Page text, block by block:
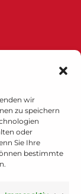
wir
zu speichern
oder
Sie Ihre
bestimmte